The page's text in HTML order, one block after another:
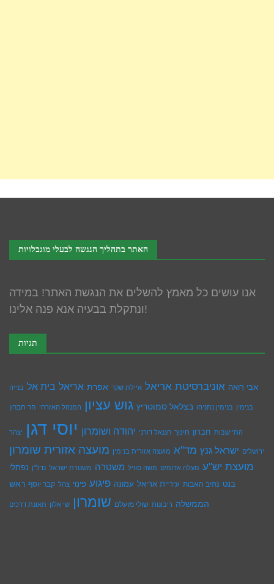
האתר בתהליך הנגשה לבעלי מוגבלויות
אנו עושים כל מאמץ להשלים את הנגשת האתר! במידה
ונתקלת בבעיה אנא פנה אלינו!
תגיות
אבי רואה אוניברסיטת אריאל איילת שקד אפרת אריאל בית אל בנייה
בנימין בנימין נתניהו בצלאל סמוטריץ גוש עציון המנהל האזרחי הר חברון
התיישבות חברון חינוך חננאל דורני יהודה ושומרון יוסי דגן יצהר
ירושלים ישראל גנץ מד"א מועצה אזורית בנימין מועצה אזורית שומרון
מועצת יש''ע מעלה אדומים משה סוויל משטרה משטרת ישראל נדל''ן נפתלי
בנט נתיב האבות עיריית אריאל עמונה פיגוע פינוי צהל קבר יוסף ראש
הממשלה ריבונות שולי מועלם שומרון שי אלון תאונת דרכים